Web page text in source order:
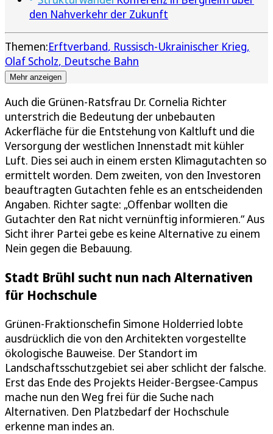
den Nahverkehr der Zukunft
Themen:Erftverband Russisch-Ukrainischer Krieg
Olaf Scholz Deutsche Bahn
Mehr anzeigen
Auch die Grünen-Ratsfrau Dr. Cornelia Richter
unterstrich die Bedeutung der unbebauten
Ackerfläche für die Entstehung von Kaltluft und die
Versorgung der westlichen Innenstadt mit kühler
Luft. Dies sei auch in einem ersten Klimagutachten so
ermittelt worden. Dem zweiten, von den Investoren
beauftragten Gutachten fehle es an entscheidenden
Angaben. Richter sagte: „Offenbar wollten die
Gutachter den Rat nicht vernünftig informieren.“ Aus
Sicht ihrer Partei gebe es keine Alternative zu einem
Nein gegen die Bebauung.
Stadt Brühl sucht nun nach Alternativen
für Hochschule
Grünen-Fraktionschefin Simone Holderried lobte
ausdrücklich die von den Architekten vorgestellte
ökologische Bauweise. Der Standort im
Landschaftsschutzgebiet sei aber schlicht der falsche.
Erst das Ende des Projekts Heider-Bergsee-Campus
mache nun den Weg frei für die Suche nach
Alternativen. Den Platzbedarf der Hochschule
erkenne man indes an.